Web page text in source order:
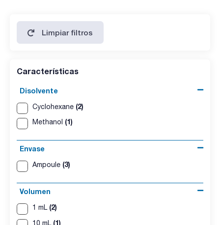
Limpiar filtros
Características
Disolvente
Cyclohexane (2)
Methanol (1)
Envase
Ampoule (3)
Volumen
1 mL (2)
10 mL (1)